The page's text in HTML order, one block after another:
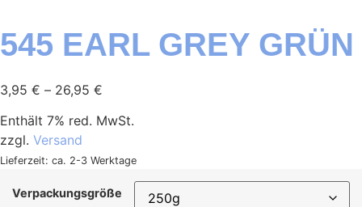
545 EARL GREY GRÜN
3,95 € – 26,95 €
Enthält 7% red. MwSt.
zzgl. Versand
Lieferzeit: ca. 2-3 Werktage
Verpackungsgröße